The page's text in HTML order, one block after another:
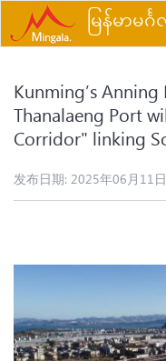
မြန်မာမ
Kunming’s
Thanalaeng Port
Corridor" linking
发布日期: 2025年06月11日